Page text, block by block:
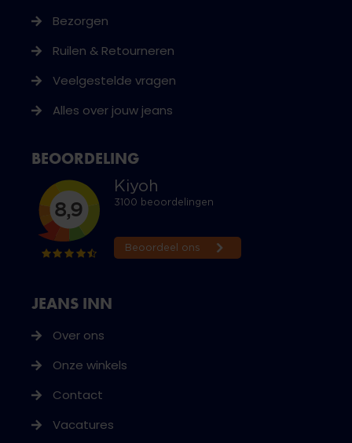
JEANS INN
Over ons
Onze winkels
Contact
Vacatures
Bezorgen
Ruilen & Retourneren
Veelgestelde vragen
Alles over jouw jeans
BEOORDELING